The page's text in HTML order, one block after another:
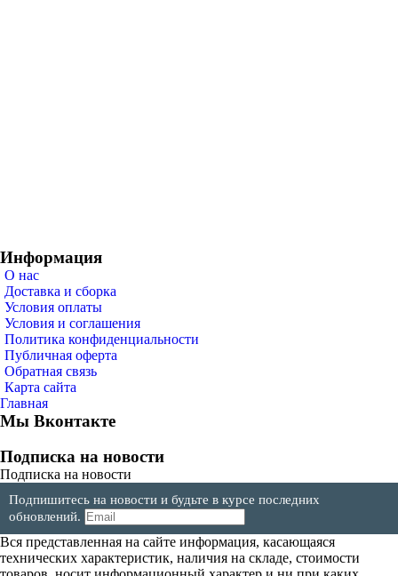
Информация
О нас
Доставка и сборка
Условия оплаты
Условия и соглашения
Политика конфиденциальности
Публичная оферта
Обратная связь
Карта сайта
Главная
Мы Вконтакте
Подписка на новости
Подписка на новости
Подпишитесь на новости и будьте в курсе последних
обновлений.
Вся представленная на сайте информация, касающаяся
технических характеристик, наличия на складе, стоимости